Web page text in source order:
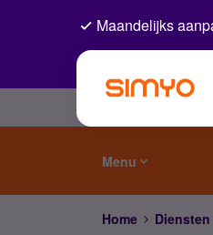
Maandelijks
Menu
Home Diensten